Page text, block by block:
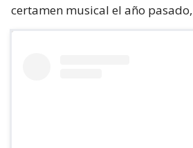
certamen musical el año